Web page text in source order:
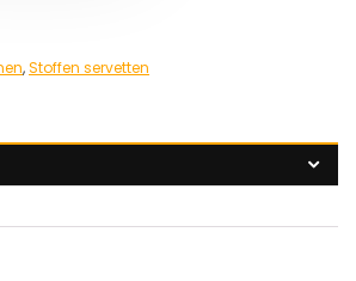
,Stoffen servetten